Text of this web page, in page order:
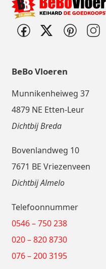
BeBo Vloeren
Munnikenheiweg 37
4879 NE Etten-Leur
Dichtbij Breda
Bovenlandweg 10
7671 BE Vriezenveen
Dichtbij Almelo
Telefoonnummer
0546 – 750 238
020 – 820 8730
076 – 200 3195